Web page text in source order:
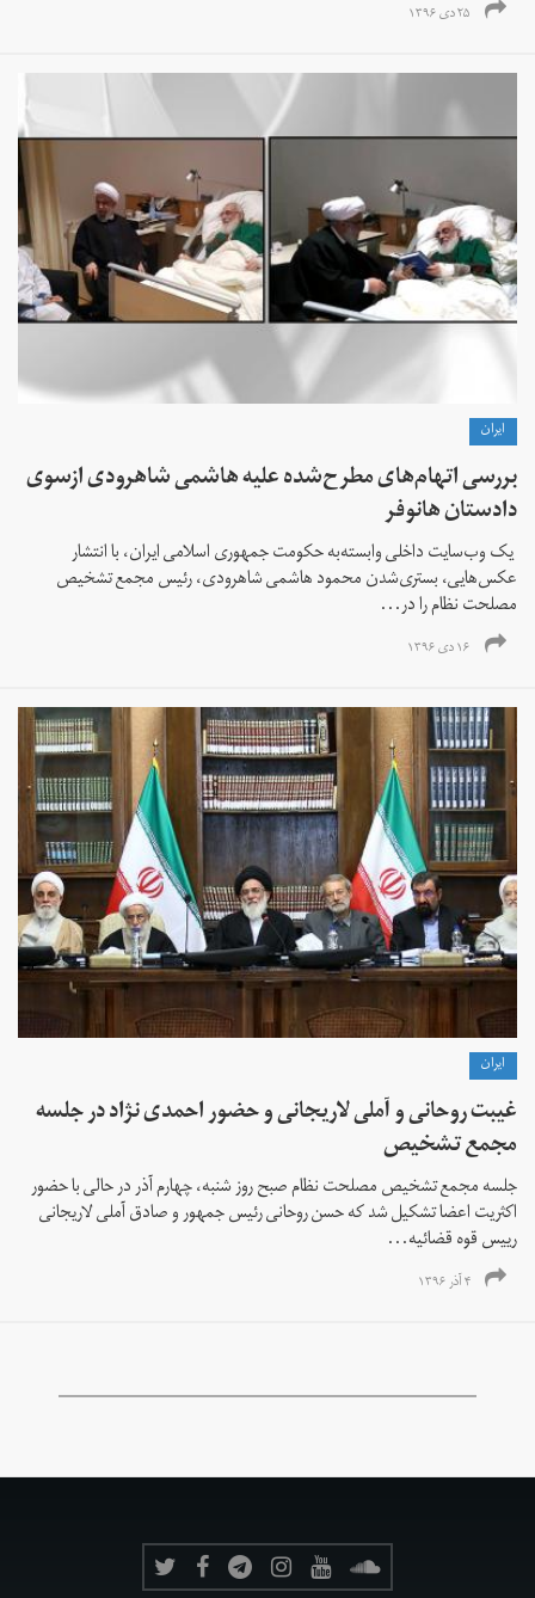
۲۵ دی ۱۳۹۶
ايران
بررسی اتهام‌های مطرح‌شده علیه هاشمی شاهرودی ازسوی
دادستان هانوفر
​ یک وب‌سایت داخلی وابسته‌به حکومت جمهوری اسلامی ایران، با انتشار
عکس‌هایی، بستری‌شدن محمود هاشمی شاهرودی،‌ رئیس مجمع تشخیص
مصلحت نظام را در...
۱۶ دی ۱۳۹۶
ايران
غیبت روحانی و آملی لاریجانی و حضور احمدی نژاد در جلسه
مجمع تشخیص
جلسه مجمع تشخیص مصلحت نظام صبح روز شنبه، چهارم آذر در حالی با حضور
اکثریت اعضا تشکیل شد که حسن روحانی رئیس جمهور و صادق آملی لاریجانی
رییس قوه قضائیه...
۴ آذر ۱۳۹۶